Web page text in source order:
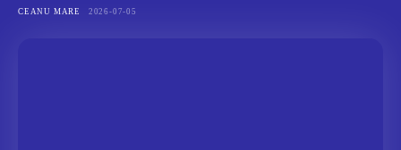
CEANU MARE 2026-07-05